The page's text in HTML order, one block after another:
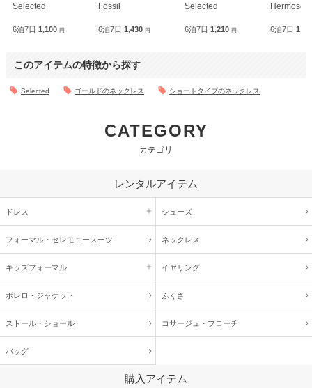
Selected
6泊7日 1,100 円
Fossil
6泊7日1,430円
Selected
6泊7日 1,210 円
Hermoso
6泊7日
このアイテムの特徴から探す
Selected ゴールドのネックレス ショートタイプのネックレス
CATEGORY
カテゴリ
レンタルアイテム
ドレス シューズ
フォーマル・ セレモニースーツ ネックレス
キッズフォーマル イヤリング
ボレロ・ジャケット ふくさ
ストール・ショール コサージュ・ ブローチ
バッグ
購入アイテム